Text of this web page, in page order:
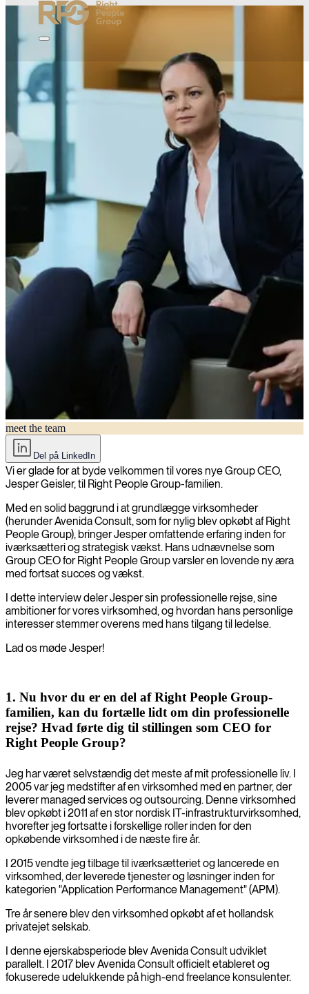
Mød Jesper Geisler, nyudnævnt koncern-CEO for Right People
Group
meet the team
Del på LinkedIn
Vi er glade for at byde velkommen til vores nye Group CEO,
Jesper Geisler, til Right People Group-familien.
Med en solid baggrund i at grundlægge virksomheder
(herunder Avenida Consult, som for nylig blev opkøbt af Right
People Group), bringer Jesper omfattende erfaring inden for
iværksætteri og strategisk vækst. Hans udnævnelse som
Group CEO for Right People Group varsler en lovende ny æra
med fortsat succes og vækst.
I dette interview deler Jesper sin professionelle rejse, sine
ambitioner for vores virksomhed, og hvordan hans personlige
interesser stemmer overens med hans tilgang til ledelse.
Lad os møde Jesper!
1. Nu hvor du er en del af Right People Group-
familien, kan du fortælle lidt om din professionelle
rejse? Hvad førte dig til stillingen som CEO for
Right People Group?
Jeg har været selvstændig det meste af mit professionelle liv. I
2005 var jeg medstifter af en virksomhed med en partner, der
leverer managed services og outsourcing. Denne virksomhed
blev opkøbt i 2011 af en stor nordisk IT-infrastrukturvirksomhed,
hvorefter jeg fortsatte i forskellige roller inden for den
opkøbende virksomhed i de næste fire år.
I 2015 vendte jeg tilbage til iværksætteriet og lancerede en
virksomhed, der leverede tjenester og løsninger inden for
kategorien "Application Performance Management" (APM).
Tre år senere blev den virksomhed opkøbt af et hollandsk
privatejet selskab.
I denne ejerskabsperiode blev Avenida Consult udviklet
parallelt. I 2017 blev Avenida Consult officielt etableret og
fokuserede udelukkende på high-end freelance konsulenter.